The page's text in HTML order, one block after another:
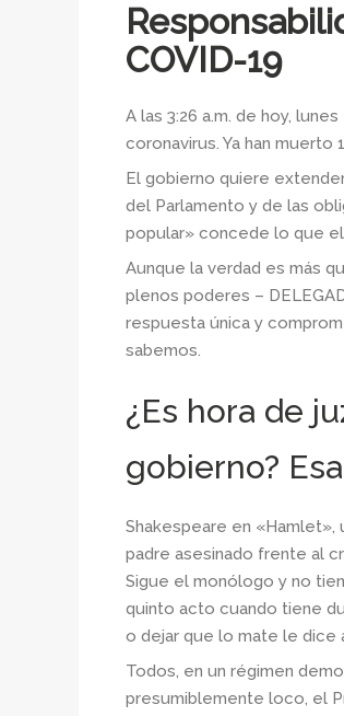
COVID-19
A las 3:26 a.m. de hoy,
coronavirus. Ya han muerto
El gobierno quiere
del Parlamento y de las
popular» concede lo que
Aunque la verdad es más
plenos poderes –
respuesta única y
sabemos.
¿Es hora de
gobierno?
Shakespeare en
padre asesinado frente al
Sigue el monólogo y no
quinto acto cuando tiene
o dejar que lo mate le dice
Todos, en un régimen
presumiblemente loco, el